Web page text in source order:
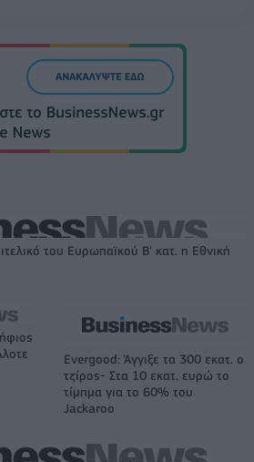
του Ευρωπαϊκού Β' κατ. η Εθνική
Evergood: Άγγιξε τα 300 εκατ. ο
τζίρος- Στα 10 εκατ. ευρώ το
τίμημα για το 60% του
Jackaroo